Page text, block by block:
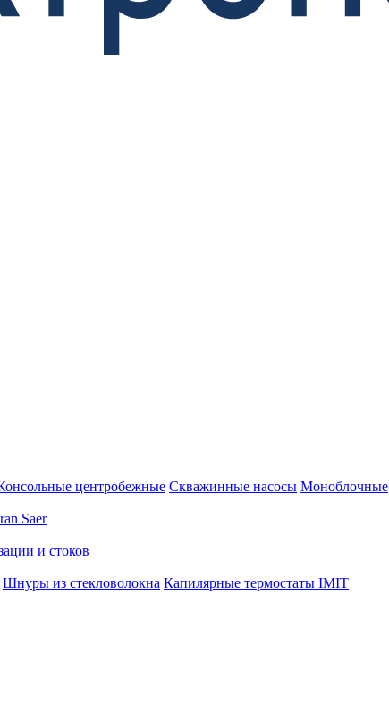
центробежные Скважинные насосы Моноблочные
Saer
и стоков
Шнуры из стекловолокна Капилярные термостаты IMIT